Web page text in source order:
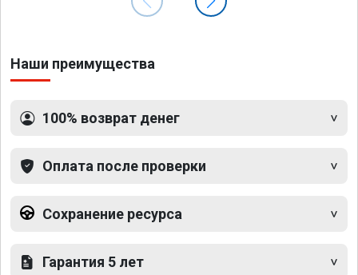
Наши преимущества
100% возврат денег
Оплата после проверки
Сохранение ресурса
Гарантия 5 лет